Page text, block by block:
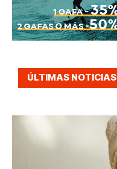
ÚLTIMAS NOTICIAS